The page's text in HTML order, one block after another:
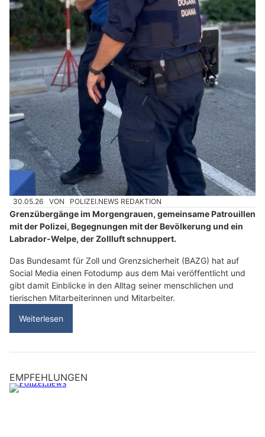
30.05.26 VON POLIZEI.NEWS REDAKTION
Grenzübergänge im Morgengrauen, gemeinsame Patrouillen
mit der Polizei, Begegnungen mit der Bevölkerung und ein
Labrador-Welpe, der Zollluft schnuppert.
Das Bundesamt für Zoll und Grenzsicherheit (BAZG) hat auf
Social Media einen Fotodump aus dem Mai veröffentlicht und
gibt damit Einblicke in den Alltag seiner menschlichen und
tierischen Mitarbeiterinnen und Mitarbeiter.
Weiterlesen
EMPFEHLUNGEN